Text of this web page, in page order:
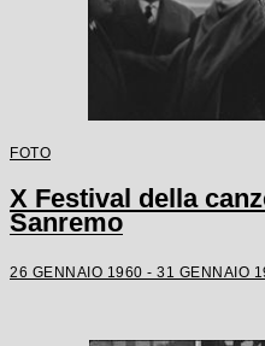
FOTO
X Festival della
Sanremo
26 GENNAIO 1960 - 31 GENNAIO